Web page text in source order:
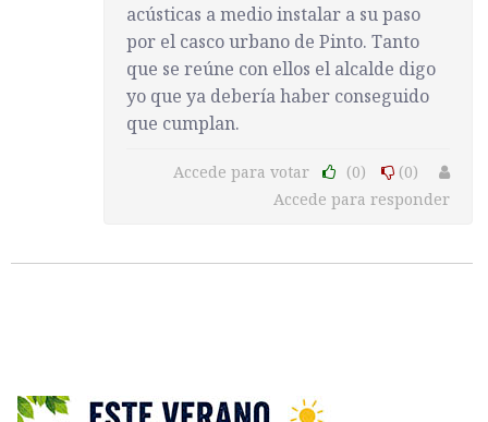
acústicas a medio instalar a su paso
por el casco urbano de Pinto. Tanto
que se reúne con ellos el alcalde digo
yo que ya debería haber conseguido
que cumplan.
Accede para votar (0)
(0)
Accede para responder